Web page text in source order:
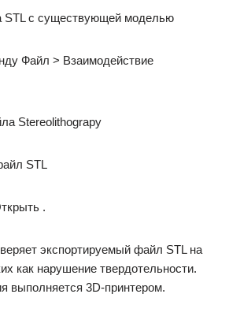
с существующей моделью
Файл > Взаимодействие
Stereolithograpy
STL
.
экспортируемый файл STL на
как нарушение твердотельности.
выполняется 3D-принтером.